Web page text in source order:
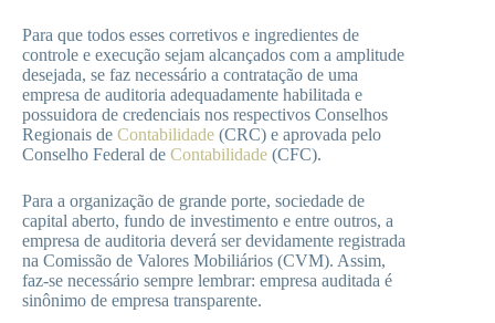
Para que todos esses corretivos e ingredientes de
controle e execução sejam alcançados com a amplitude
desejada, se faz necessário a contratação de uma
empresa de auditoria adequadamente habilitada e
possuidora de credenciais nos respectivos Conselhos
Regionais de Contabilidade (CRC) e aprovada pelo
Conselho Federal de Contabilidade (CFC).
Para a organização de grande porte, sociedade de
capital aberto, fundo de investimento e entre outros, a
empresa de auditoria deverá ser devidamente registrada
na Comissão de Valores Mobiliários (CVM). Assim,
faz-se necessário sempre lembrar: empresa auditada é
sinônimo de empresa transparente.